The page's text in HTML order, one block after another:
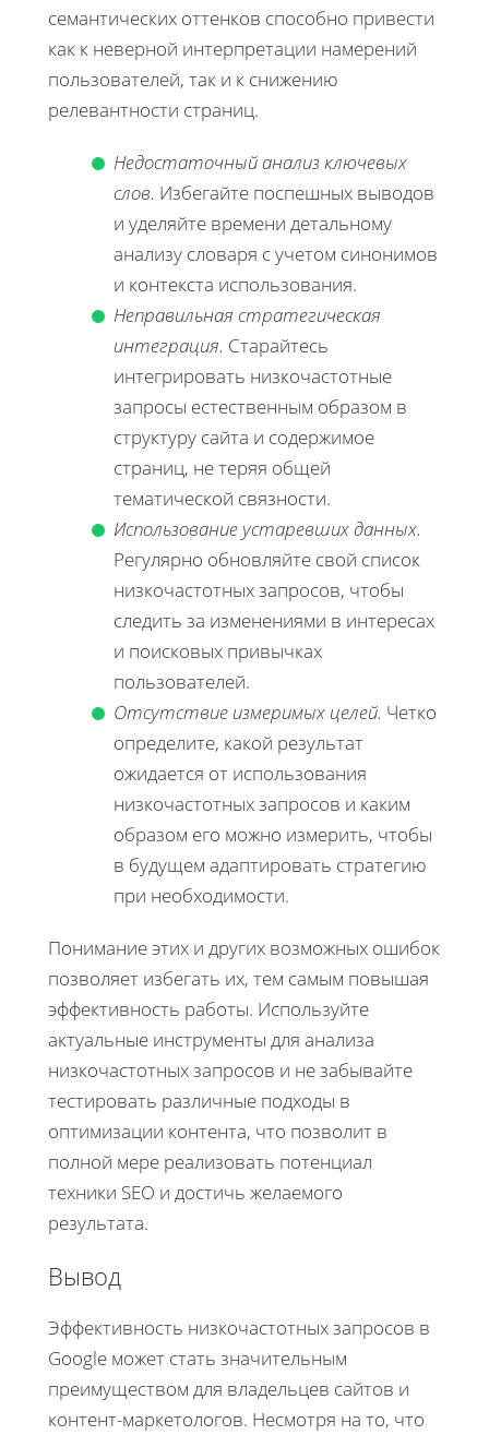
семантических оттенков способно привести
как к неверной интерпретации намерений
пользователей, так и к снижению
релевантности страниц.
Недостаточный анализ ключевых
слов. Избегайте поспешных выводов
и уделяйте времени детальному
анализу словаря с учетом синонимов
и контекста использования.
Неправильная стратегическая
интеграция. Старайтесь
интегрировать низкочастотные
запросы естественным образом в
структуру сайта и содержимое
страниц, не теряя общей
тематической связности.
Использование устаревших данных.
Регулярно обновляйте свой список
низкочастотных запросов, чтобы
следить за изменениями в интересах
и поисковых привычках
пользователей.
Отсутствие измеримых целей. Четко
определите, какой результат
ожидается от использования
низкочастотных запросов и каким
образом его можно измерить, чтобы
в будущем адаптировать стратегию
при необходимости.
Понимание этих и других возможных ошибок
позволяет избегать их, тем самым повышая
эффективность работы. Используйте
актуальные инструменты для анализа
низкочастотных запросов и не забывайте
тестировать различные подходы в
оптимизации контента, что позволит в
полной мере реализовать потенциал
техники SEO и достичь желаемого
результата.
Вывод
Эффективность низкочастотных запросов в
Google может стать значительным
преимуществом для владельцев сайтов и
контент-маркетологов. Несмотря на то, что